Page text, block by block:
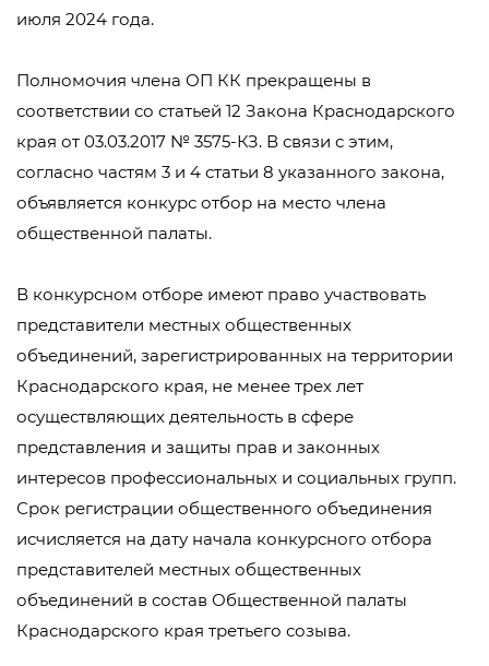
июля 2024 года.
Полномочия члена ОП КК прекращены в
соответствии со статьей 12 Закона Краснодарского
края от 03.03.2017 № 3575-КЗ. В связи с этим,
согласно частям 3 и 4 статьи 8 указанного закона,
объявляется конкурс отбор на место члена
общественной палаты.
В конкурсном отборе имеют право участвовать
представители местных общественных
объединений, зарегистрированных на территории
Краснодарского края, не менее трех лет
осуществляющих деятельность в сфере
представления и защиты прав и законных
интересов профессиональных и социальных групп.
Срок регистрации общественного объединения
исчисляется на дату начала конкурсного отбора
представителей местных общественных
объединений в состав Общественной палаты
Краснодарского края третьего созыва.